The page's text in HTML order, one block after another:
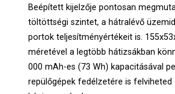
Beépített kijelzője pontosan
töltöttségi szintet, a hátralévő
portok teljesítményértékeit is.
méretével a legtöbb hátizsákban
000 mAh-es (73 Wh) kapacitásával
repülőgépek fedélzetére is felviheted